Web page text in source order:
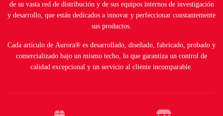
de su vasta red de distribución y de sus equipos internos de investigación
y desarrollo, que están dedicados a innovar y perfeccionar constantemente
sus productos.
Cada artículo de Aurora® es desarrollado, diseñado, fabricado, probado y
comercializado bajo un mismo techo, lo que garantiza un control de
calidad excepcional y un servicio al cliente incomparable.